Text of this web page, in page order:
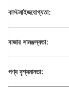
কাস্টমাইজযোগ্যতা:
বাজার সামঞ্জস্যতা:
পণ্য দৃশ্যমানতা: